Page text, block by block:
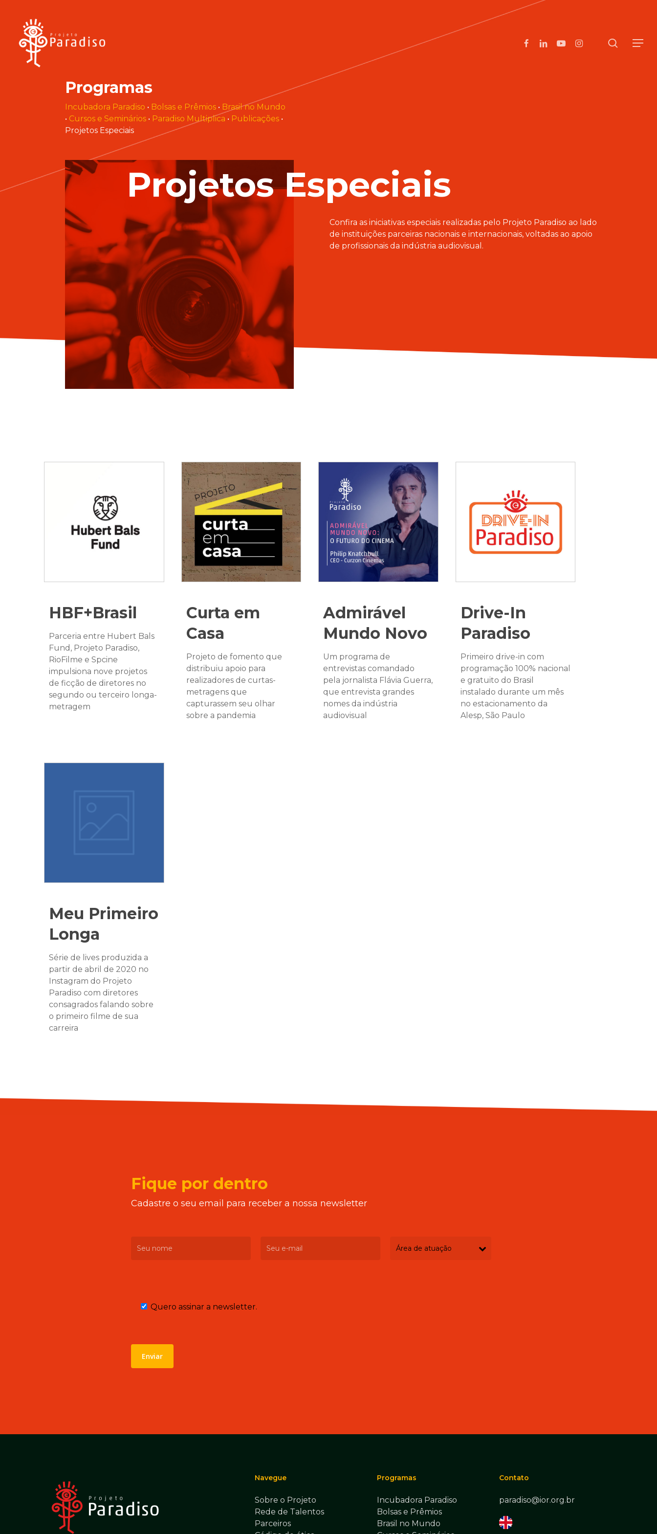
content
Hit enter to search or ESC to close
Menu
facebooklinkedinyoutubeinstagram search
Programas
Incubadora Paradiso • Bolsas e Prêmios • Brasil no Mundo
• Cursos e Seminários • Paradiso Multiplica • Publicações •
Projetos Especiais
Projetos Especiais
Confira as iniciativas especiais realizadas pelo Projeto Paradiso ao lado
de instituições parceiras nacionais e internacionais, voltadas ao apoio
de profissionais da indústria audiovisual.
HBF+Brasil
Parceria entre Hubert Bals
Fund, Projeto Paradiso,
RioFilme e Spcine
impulsiona nove projetos
de ficção de diretores no
segundo ou terceiro longa-
metragem
Curta em
Casa
Projeto de fomento que
distribuiu apoio para
realizadores de curtas-
metragens que
capturassem seu olhar
sobre a pandemia
Admirável
Mundo Novo
Um programa de
entrevistas comandado
pela jornalista Flávia Guerra,
que entrevista grandes
nomes da indústria
audiovisual
Drive-In
Paradiso
Primeiro drive-in com
programação 100% nacional
e gratuito do Brasil
instalado durante um mês
no estacionamento da
Alesp, São Paulo
Meu Primeiro
Longa
Série de lives produzida a
partir de abril de 2020 no
Instagram do Projeto
Paradiso com diretores
consagrados falando sobre
o primeiro filme de sua
carreira
Fique por dentro
Cadastre o seu email para receber a nossa newsletter
Quero assinar a newsletter.
Navegue
Sobre o Projeto
Rede de Talentos
Parceiros
Programas
Incubadora Paradiso
Bolsas e Prêmios
Brasil no Mundo
Contato
paradiso@ior.org.br